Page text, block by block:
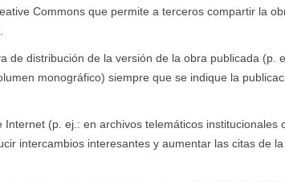
Commons que permite a terceros compartir la
de distribución de la versión de la obra publicada (p.
monográfico) siempre que se indique la
(p. ej.: en archivos telemáticos institucionales
intercambios interesantes y aumentar las citas de